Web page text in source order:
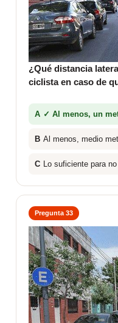
¿Qué distancia
ciclista en caso de
A ✓ Al menos, un
B Al menos, medio
C Lo suficiente para
Pregunta 33